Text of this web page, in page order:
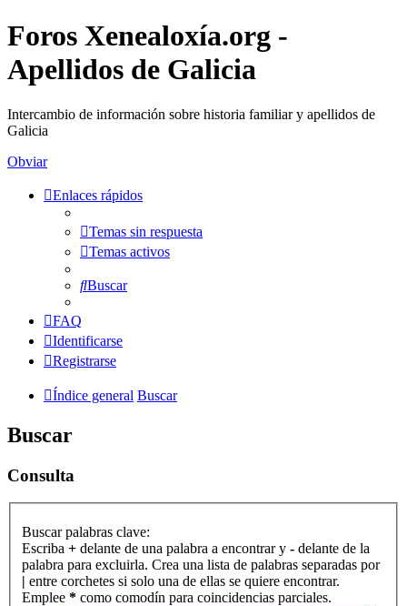
Foros Xenealoxía.org -
Apellidos de Galicia
Intercambio de información sobre historia familiar y apellidos de
Galicia
Obviar
Enlaces rápidos
Temas sin respuesta
Temas activos
Buscar
FAQ
Identificarse
Registrarse
Índice general Buscar
Buscar
Consulta
Buscar palabras clave:
Escriba + delante de una palabra a encontrar y - delante de la
palabra para excluirla. Crea una lista de palabras separadas por
| entre corchetes si solo una de ellas se quiere encontrar.
Emplee * como comodín para coincidencias parciales.